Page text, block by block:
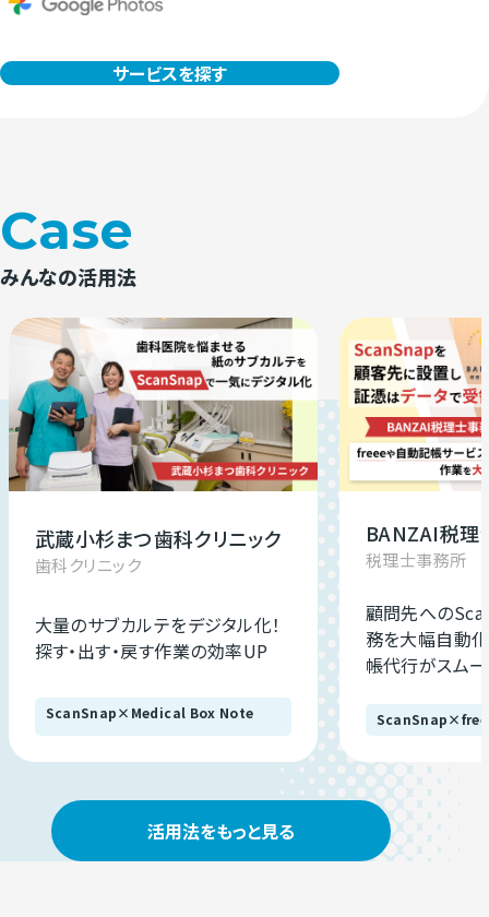
サービスを探す
Case
みんなの活用法
武蔵小杉まつ歯科クリニック
歯科クリニック
大量のサブカルテをデジタル化！
探す・出す・戻す作業の効率UP
ScanSnap×Medical Box Note
BANZAI税理
税理士事務所
顧問先への
務を大幅自動
帳代行がスム
活用法をもっと見る